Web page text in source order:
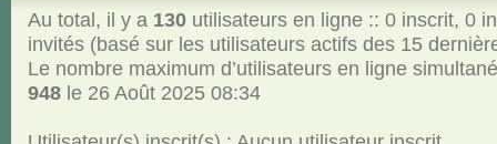
Au total, il y a 130utilisateurs en ligne :: 0 inscrit, 0
invités (basé sur les utilisateurs actifs des 15
Le nombre maximum d’utilisateurs en ligne
948le 26 Août 2025 08:34